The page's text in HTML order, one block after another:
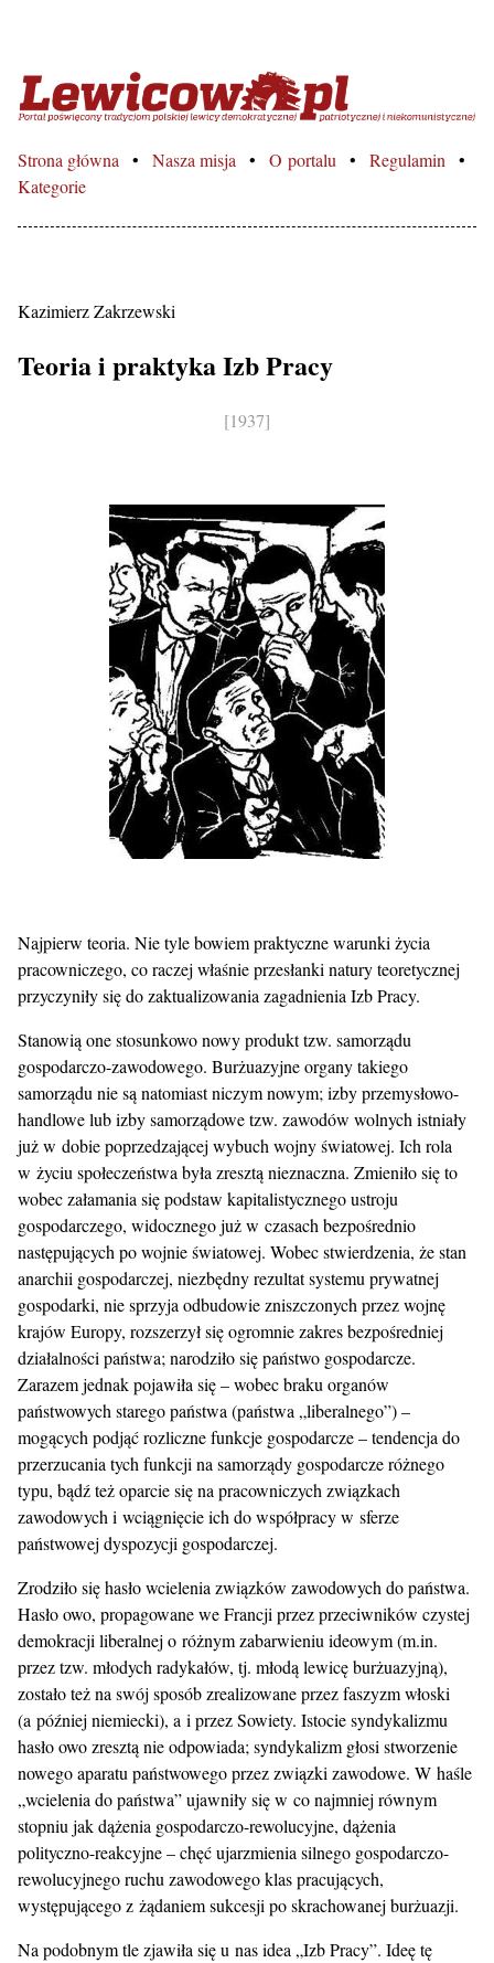
Lewicowo.pl – Portal
Strona główna Nasza misja O portalu
Regulamin
Kategorie
Kazimierz Zakrzewski
Teoria i praktyka Izb Pracy
[1937]
Najpierw teoria. Nie tyle bowiem praktyczne warunki życia
pracowniczego, co raczej właśnie przesłanki natury teoretycznej
przyczyniły się do zaktualizowania zagadnienia Izb Pracy.
Stanowią one stosunkowo nowy produkt tzw. samorządu
gospodarczo-zawodowego. Burżuazyjne organy takiego
samorządu nie są natomiast niczym nowym; izby przemysłowo-
handlowe lub izby samorządowe tzw. zawodów wolnych istniały
już w dobie poprzedzającej wybuch wojny światowej. Ich rola
w życiu społeczeństwa była zresztą nieznaczna. Zmieniło się to
wobec załamania się podstaw kapitalistycznego ustroju
gospodarczego, widocznego już w czasach bezpośrednio
następujących po wojnie światowej. Wobec stwierdzenia, że stan
anarchii gospodarczej, niezbędny rezultat systemu prywatnej
gospodarki, nie sprzyja odbudowie zniszczonych przez wojnę
krajów Europy, rozszerzył się ogromnie zakres bezpośredniej
działalności państwa; narodziło się państwo gospodarcze.
Zarazem jednak pojawiła się – wobec braku organów
państwowych starego państwa (państwa „liberalnego”) –
mogących podjąć rozliczne funkcje gospodarcze – tendencja do
przerzucania tych funkcji na samorządy gospodarcze różnego
typu, bądź też oparcie się na pracowniczych związkach
zawodowych i wciągnięcie ich do współpracy w sferze
państwowej dyspozycji gospodarczej.
Zrodziło się hasło wcielenia związków zawodowych do państwa.
Hasło owo, propagowane we Francji przez przeciwników czystej
demokracji liberalnej o różnym zabarwieniu ideowym (m.in.
przez tzw. młodych radykałów, tj. młodą lewicę burżuazyjną),
zostało też na swój sposób zrealizowane przez faszyzm włoski
(a później niemiecki), a i przez Sowiety. Istocie syndykalizmu
hasło owo zresztą nie odpowiada; syndykalizm głosi stworzenie
nowego aparatu państwowego przez związki zawodowe. W haśle
„wcielenia do państwa” ujawniły się w co najmniej równym
stopniu jak dążenia gospodarczo-rewolucyjne, dążenia
polityczno-reakcyjne – chęć ujarzmienia silnego gospodarczo-
rewolucyjnego ruchu zawodowego klas pracujących,
występującego z żądaniem sukcesji po skrachowanej burżuazji.
Na podobnym tle zjawiła się u nas idea „Izb Pracy”. Ideę tę